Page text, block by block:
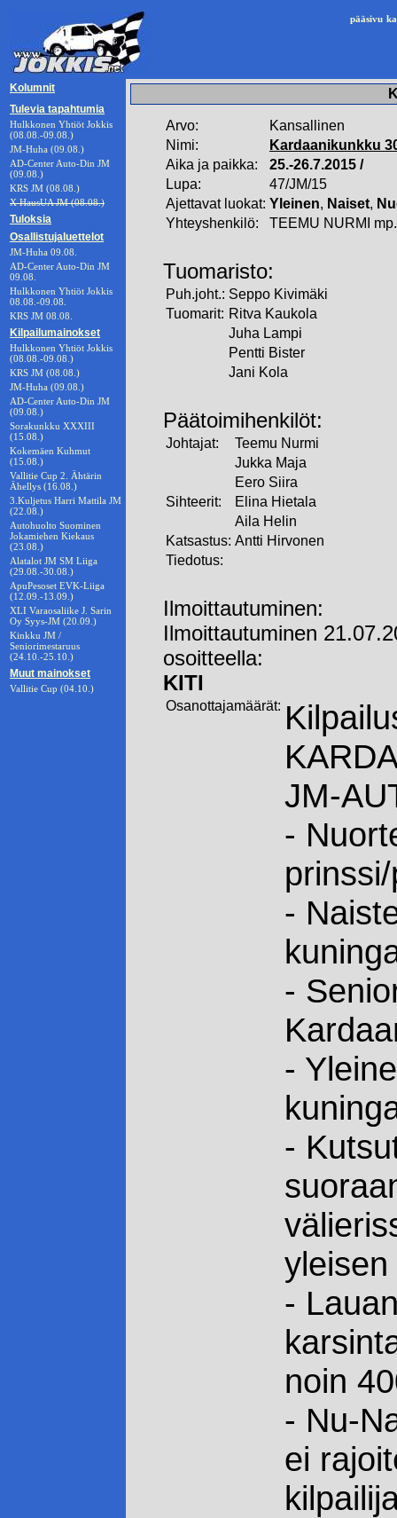
pääsivu
Kolumnit
Tulevia tapahtumia
Hulkkonen Yhtiöt Jokkis
(08.08.-09.08.)
JM-Huha (09.08.)
AD-Center Auto-Din JM
(09.08.)
KRS JM (08.08.)
X HausUA JM (08.08.)
Tuloksia
Osallistujaluettelot
JM-Huha 09.08.
AD-Center Auto-Din JM
09.08.
Hulkkonen Yhtiöt Jokkis
08.08.-09.08.
KRS JM 08.08.
Kilpailumainokset
Hulkkonen Yhtiöt Jokkis
(08.08.-09.08.)
KRS JM (08.08.)
JM-Huha (09.08.)
AD-Center Auto-Din JM
(09.08.)
Sorakunkku XXXIII
(15.08.)
Kokemäen Kuhmut
(15.08.)
Vallitie Cup 2. Ähtärin
Ähellys (16.08.)
3.Kuljetus Harri Mattila JM
(22.08.)
Autohuolto Suominen
Jokamiehen Kiekaus
(23.08.)
Alatalot JM SM Liiga
(29.08.-30.08.)
ApuPesoset EVK-Liiga
(12.09.-13.09.)
XLI Varaosaliike J. Sarin
Oy Syys-JM (20.09.)
Kinkku JM /
Seniorimestaruus
(24.10.-25.10.)
Muut mainokset
Vallitie Cup (04.10.)
Arvo:
Kansallinen
Nimi:
Kardaanikunkku
Aika ja paikka:
25.-26.7.2015 /
Lupa:
47/JM/15
Ajettavat luokat: Yleinen, Naiset,
Yhteyshenkilö:
TEEMU NURMI
Tuomaristo:
Puh.joht.: Seppo Kivimäki
Tuomarit: Ritva Kaukola
Juha Lampi
Pentti Bister
Jani Kola
Päätoimihenkilöt:
Johtajat:
Teemu Nurmi
Jukka Maja
Eero Siira
Sihteerit:
Elina Hietala
Aila Helin
Katsastus: Antti Hirvonen
Tiedotus:
Ilmoittautuminen:
Ilmoittautuminen
osoitteella:
KITI
Osanottajamäärät:
JM-
-
-
-
-
-
-
noin
- Nu-
ei